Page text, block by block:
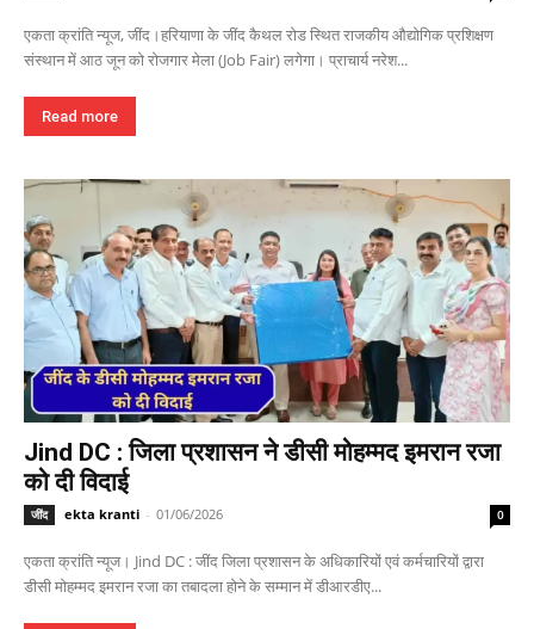
एकता क्रांति न्यूज, जींद।हरियाणा के जींद कैथल रोड स्थित राजकीय औद्योगिक प्रशिक्षण
संस्थान में आठ जून को रोजगार मेला (Job Fair) लगेगा। प्राचार्य नरेश...
Read more
Jind DC : जिला प्रशासन ने डीसी मोहम्मद इमरान रजा
को दी विदाई
जींद ekta kranti - 01/06/2026 0
एकता क्रांति न्यूज। Jind DC : जींद जिला प्रशासन के अधिकारियों एवं कर्मचारियों द्वारा
डीसी मोहम्मद इमरान रजा का तबादला होने के सम्मान में डीआरडीए...